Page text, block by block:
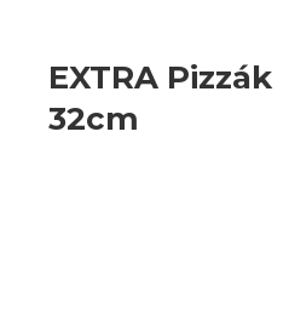
EXTRA Pizzák
32cm